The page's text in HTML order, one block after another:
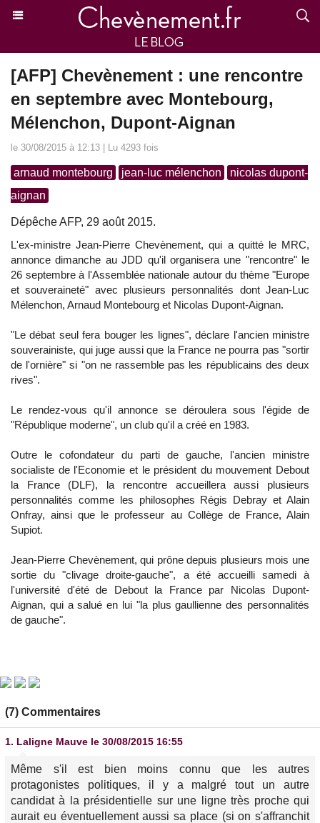
[AFP] Chevènement : une rencontre
en septembre avec Montebourg,
Mélenchon, Dupont-Aignan
le 30/08/2015 à 12:13 | Lu 4293 fois
arnaud montebourg jean-luc mélenchon
nicolas dupont-
aignan
Dépêche AFP, 29 août 2015.
L'ex-ministre Jean-Pierre Chevènement, qui a quitté le MRC,
annonce dimanche au JDD qu'il organisera une "rencontre" le
26 septembre à l'Assemblée nationale autour du thème "Europe
et souveraineté" avec plusieurs personnalités dont Jean-Luc
Mélenchon, Arnaud Montebourg et Nicolas Dupont-Aignan.
"Le débat seul fera bouger les lignes", déclare l'ancien ministre
souverainiste, qui juge aussi que la France ne pourra pas "sortir
de l'ornière" si "on ne rassemble pas les républicains des deux
rives".
Le rendez-vous qu'il annonce se déroulera sous l'égide de
"République moderne", un club qu'il a créé en 1983.
Outre le cofondateur du parti de gauche, l'ancien ministre
socialiste de l'Economie et le président du mouvement Debout
la France (DLF), la rencontre accueillera aussi plusieurs
personnalités comme les philosophes Régis Debray et Alain
Onfray, ainsi que le professeur au Collège de France, Alain
Supiot.
Jean-Pierre Chevènement, qui prône depuis plusieurs mois une
sortie du "clivage droite-gauche", a été accueilli samedi à
l'université d'été de Debout la France par Nicolas Dupont-
Aignan, qui a salué en lui "la plus gaullienne des personnalités
de gauche".
(7) Commentaires
1. Laligne Mauve le 30/08/2015 16:55
Même s'il est bien moins connu que les autres
protagonistes politiques, il y a malgré tout un autre
candidat à la présidentielle sur une ligne très proche qui
aurait eu éventuellement aussi sa place (si on s'affranchit